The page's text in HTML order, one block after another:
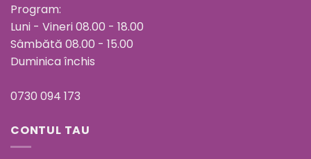
Program:
Luni - Vineri 08.00 - 18.00
Sâmbătă 08.00 - 15.00
Duminica închis
0730 094 173
CONTUL TAU